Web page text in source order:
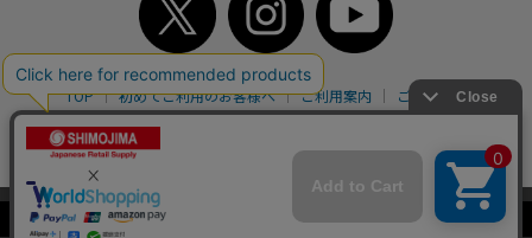
当サイトはクッキー（Cookie）を使用しています。Cookieの使用に同意いた
TOP 初めてご利用のお客様へ ご利用案内
ご利用規約
個人情報保護方針
特定商取引法
会社案内
よくあるご質問
Copyright© 2018 SHIMOJIMA Co.,Ltd. All Rights Reserved.